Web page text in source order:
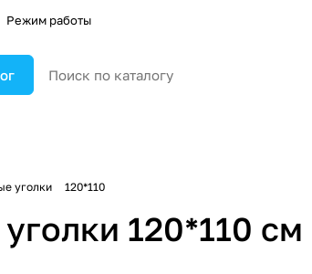
Режим работы
уголки 120*110
120*110 см